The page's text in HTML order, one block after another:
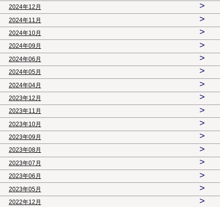
2024年12月 >
2024年11月 >
2024年10月 >
2024年09月 >
2024年06月 >
2024年05月 >
2024年04月 >
2023年12月 >
2023年11月 >
2023年10月 >
2023年09月 >
2023年08月 >
2023年07月 >
2023年06月 >
2023年05月 >
2022年12月 >